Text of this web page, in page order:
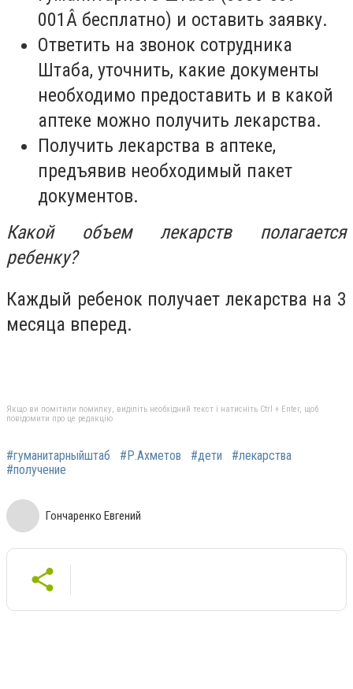
001Â бесплатно) и оставить заявку.
Ответить на звонок сотрудника
Штаба, уточнить, какие документы
необходимо предоставить и в какой
аптеке можно получить лекарства.
Получить лекарства в аптеке,
предъявив необходимый пакет
документов.
Какой объем лекарств полагается
ребенку?
Каждый ребенок получает лекарства на 3
месяца вперед.
Якщо ви помітили помилку, виділіть необхідний текст і натисніть Ctrl + Enter, щоб
повідомити про це редакцію
#гуманитарныйштаб #Р.Ахметов #дети
#лекарства
#получение
Гончаренко Евгений